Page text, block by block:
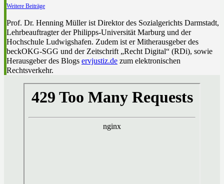
Weitere Beiträge
Prof. Dr. Henning Müller ist Direktor des Sozialgerichts Darmstadt,
Lehrbeauftragter der Philipps-Universität Marburg und der
Hochschule Ludwigshafen. Zudem ist er Mitherausgeber des
beckOKG-SGG und der Zeitschrift „Recht Digital“ (RDi), sowie
Herausgeber des Blogs ervjustiz.de zum elektronischen
Rechtsverkehr.